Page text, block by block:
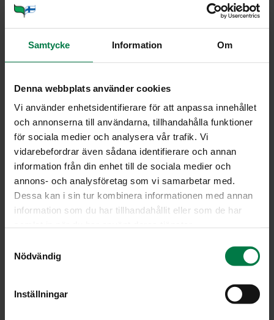
Samtycke Information Om
Denna webbplats använder cookies
Vi använder enhetsidentifierare för att anpassa innehållet
och annonserna till användarna, tillhandahålla funktioner
för sociala medier och analysera vår trafik. Vi
vidarebefordrar även sådana identifierare och annan
information från din enhet till de sociala medier och
annons- och analysföretag som vi samarbetar med.
Dessa kan i sin tur kombinera informationen med annan
information som du har tillhandahållit eller som de har
Nödvändig
Inställningar
Ii­sop­pi
II­SOP­PI
(Hys­so­pus of­fi­
ci­na­lis)
Iisoppi on
voimakkaanmakuinen yrtti,
joka kasvaa
maustekäyttöön. Iisoppia on vanhastaan käytetty
Iisoppi sopii erityisesti maksaruokiin. Sillä voi myös